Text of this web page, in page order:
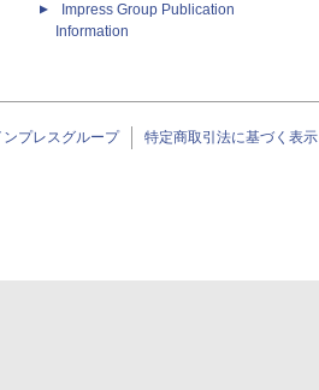
Impress Group Publication
Information
ンプレスグループ 特定商取引法に基づく表示